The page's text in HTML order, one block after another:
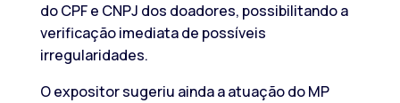
do CPF e CNPJ dos doadores, possibilitando a
verificação imediata de possíveis
irregularidades.
O expositor sugeriu ainda a atuação do MP